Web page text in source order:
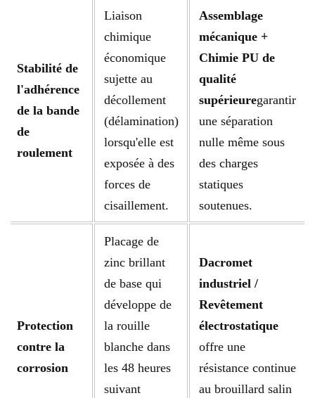
Stabilité de
l'adhérence
de la bande
de
roulement
Liaison
chimique
économique
sujette au
décollement
(délamination)
lorsqu'elle est
exposée à des
forces de
cisaillement.
Assemblage
mécanique +
Chimie PU de
qualité
supérieuregarantir
une séparation
nulle même sous
des charges
statiques
soutenues.
Protection
contre la
corrosion
Placage de
zinc brillant
de base qui
développe de
la rouille
blanche dans
les 48 heures
suivant
Dacromet
industriel /
Revêtement
électrostatique
offre une
résistance continue
au brouillard salin